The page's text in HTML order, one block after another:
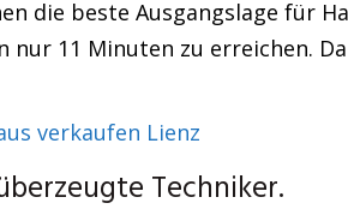
die beste Ausgangslage für
11 Minuten zu erreichen.
verkaufen Lienz
Techniker.